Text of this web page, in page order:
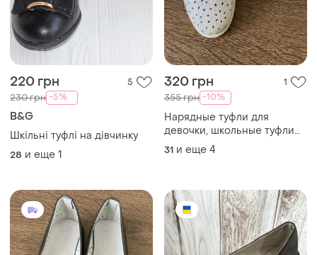
220 грн 5
230 грн -5%
B&G
Шкільні туфлі на дівчинку
28 и еще 1
320 грн 1
355 грн -10%
Нарядные туфли для
девочки, школьные туфли
для девочки, туфлі для
дівчинки шкільні
31 и еще 4